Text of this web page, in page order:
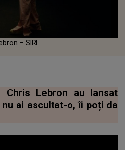
– SIRI
Chris Lebron au lansat
nu ai ascultat-o, îi poți da